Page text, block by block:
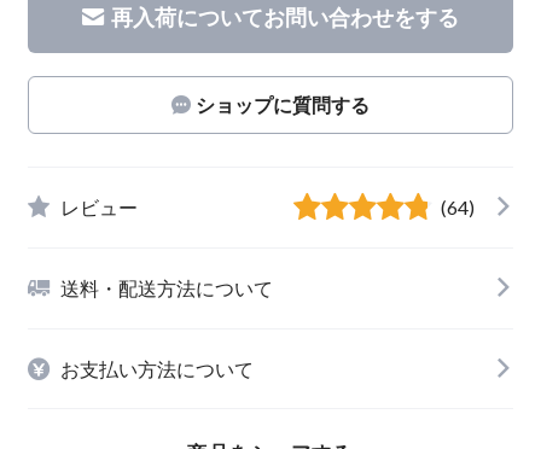
再入荷についてお問い合わせをする
ショップに質問する
レビュー (64)
送料・配送方法について
お支払い方法について